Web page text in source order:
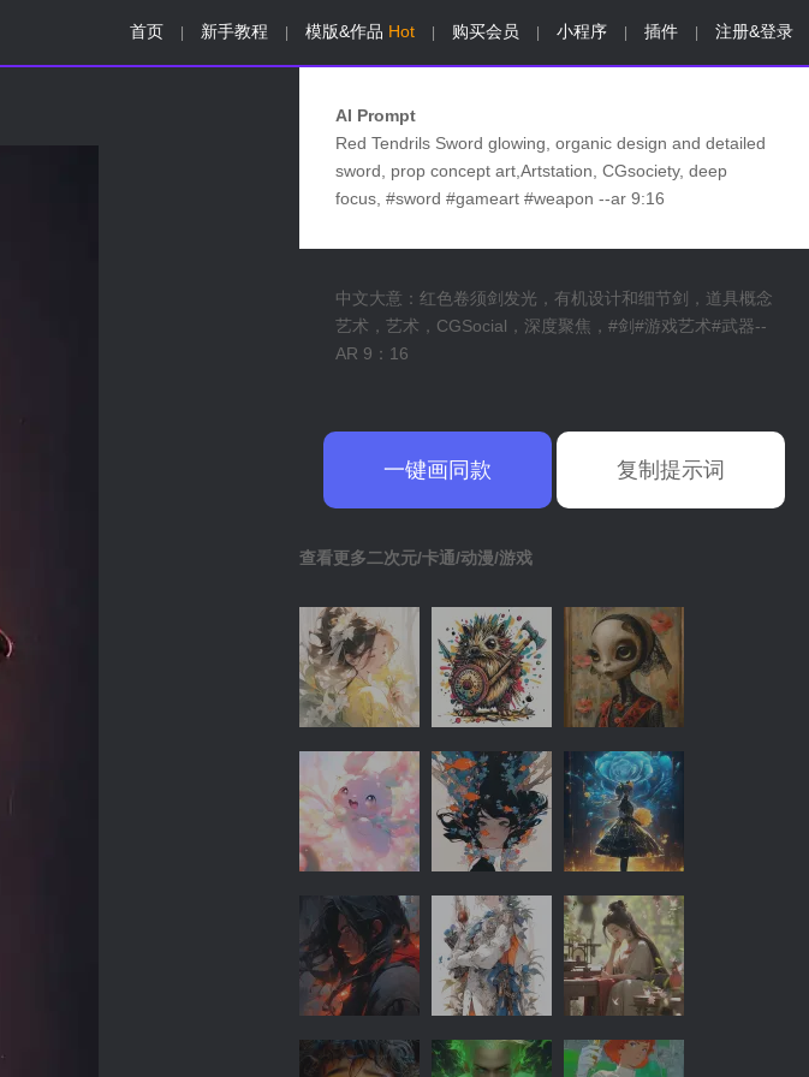
首页 新手教程 模版&作品 Hot 购买会员 小程序 插件 注册&登录
AI Prompt
Red Tendrils Sword glowing, organic design and detailed
sword, prop concept art,Artstation, CGsociety, deep
focus, #sword #gameart #weapon --ar 9:16
中文大意：红色卷须剑发光，有机设计和细节剑，道具概念
艺术，艺术，CGSocial，深度聚焦，#剑#游戏艺术#武器--
AR 9：16
一键画同款 复制提示词
查看更多二次元/卡通/动漫/游戏